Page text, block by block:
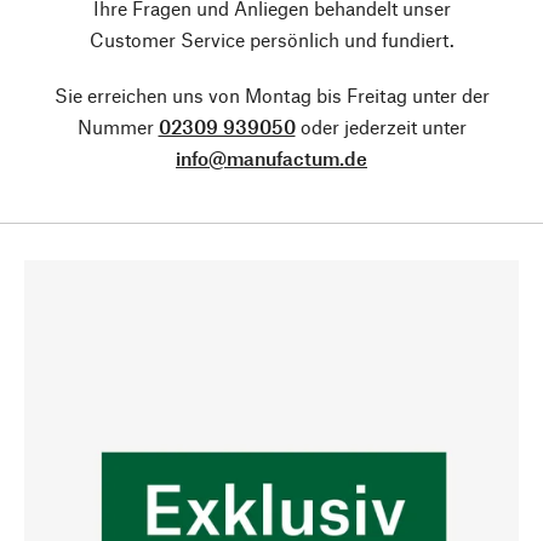
Ihre Fragen und Anliegen behandelt unser
Customer Service persönlich und fundiert.
Sie erreichen uns von Montag bis Freitag unter der
Nummer 02309 939050oder jederzeit unter
info@manufactum.de